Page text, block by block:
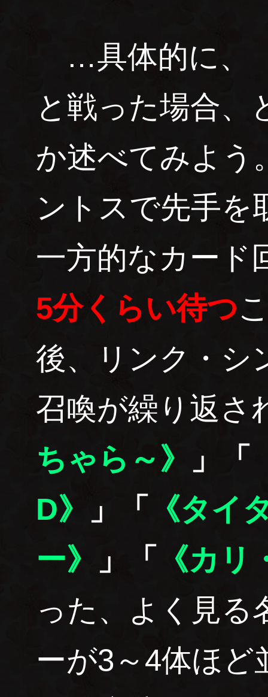
…具体的に、
と戦った場合、
か述べてみよう
ントスで先手を
一方的なカード
5分くらい待つ
後、リンク・シ
召喚が繰り返さ
ちゃら～》
」「
D》
」「
《タイ
ー》
」「
《カ
った、よく見る
ーが3～4体ほ